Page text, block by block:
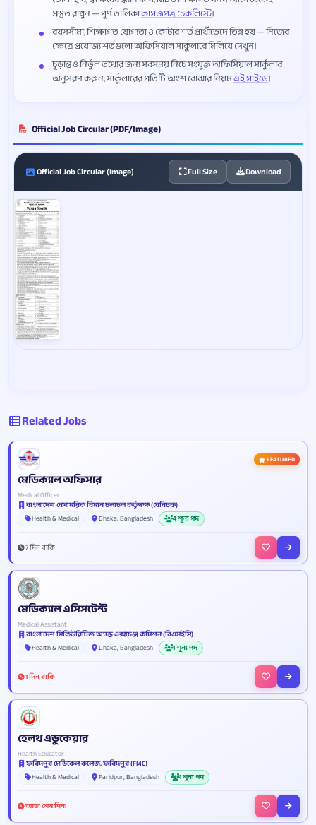
প্রস্তুত রাখুন — পূর্ণ তালিকাকাগজপত্র চেকলিস্টে।
বয়সসীমা, শিক্ষাগত যোগ্যতা ও কোটার শর্ত প্রার্থীভেদে ভিন্ন হয় — নিজের
ক্ষেত্রে প্রযোজ্য শর্তগুলো অফিসিয়াল সার্কুলারে মিলিয়ে দেখুন।
চূড়ান্ত ও নির্ভুল তথ্যের জন্য সবসময় নিচে সংযুক্ত অফিসিয়াল সার্কুলার
অনুসরণ করুন; সার্কুলারের প্রতিটি অংশ বোঝার নিয়মএই গাইডে।
Official Job Circular (PDF/Image)
Official Job Circular (Image) Full Size Download
Related Jobs
FEATURED
মেডিক্যাল অফিসার
Medical Officer
বাংলাদেশ বেসামরিক বিমান চলাচল কর্তৃপক্ষ (বেবিচক)
Health & Medical
Dhaka, Bangladesh 4 শূন্য পদ
7 দিন বাকি
মেডিক্যাল এসিসটেন্ট
Medical Assistant
বাংলাদেশ সিকিউরিটিজ অ্যান্ড এক্সচেঞ্জ কমিশন (বিএসইসি)
Health & Medical
Dhaka, Bangladesh 1 শূন্য পদ
1 দিন বাকি
হেলথ এডুকেয়ার
Health Educator
ফরিদপুর মেডিকেল কলেজ, ফরিদপুর (FMC)
Health & Medical
Faridpur, Bangladesh 1 শূন্য পদ
আজ শেষ দিন!